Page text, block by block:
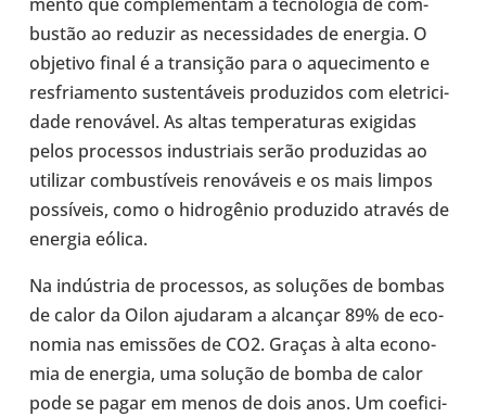
bus­tão ao reduzir as neces­si­da­des de energia. O
obje­tivo final é a tran­si­ção para o aque­ci­mento e
res­fri­a­mento sus­ten­tá­veis pro­du­zi­dos com ele­tri­ci­
dade reno­vá­vel. As altas tem­pe­ra­tu­ras exi­gi­das
pelos pro­ces­sos indus­tri­ais serão pro­du­zi­das ao
uti­li­zar com­bus­tí­veis reno­vá­veis e os mais limpos
pos­sí­veis, como o hidro­gê­nio pro­du­zido através de
energia eólica.
Na indús­tria de pro­ces­sos, as solu­ções de bombas
de calor da Oilon aju­da­ram a alcan­çar 89% de eco­
no­mia nas emis­sões de CO2. Graças à alta eco­no­
mia de energia, uma solução de bomba de calor
pode se pagar em menos de dois anos. Um coe­fi­ci­